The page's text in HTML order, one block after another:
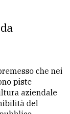
che nei
piste
aziendale
del